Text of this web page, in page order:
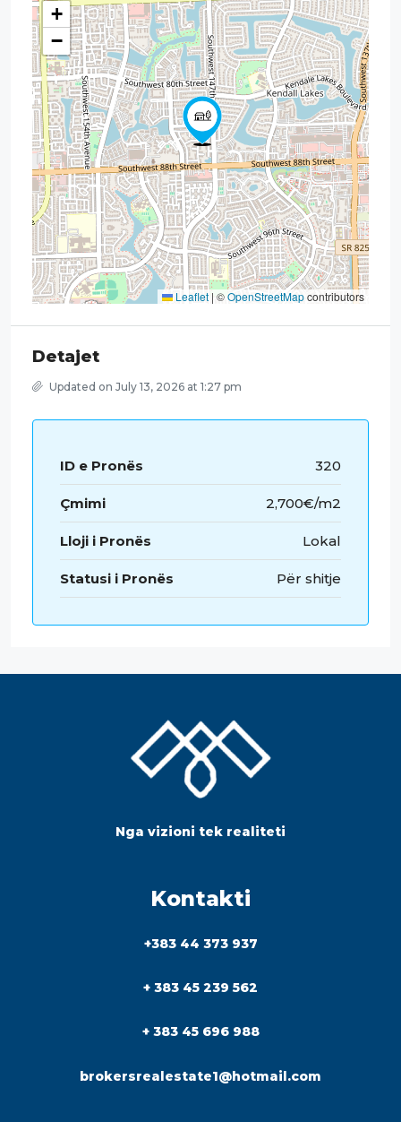
+
−
Leaflet | ©OpenStreetMapcontributors
Detajet
Updated on July 13, 2026 at 1:27 pm
ID e Pronës 320
Çmimi 2,700€/m2
Lloji i Pronës Lokal
Statusi i Pronës Për shitje
Nga vizioni tek realiteti
Kontakti
+383 44 373 937
+ 383 45 239 562
+ 383 45 696 988
brokersrealestate1@hotmail.com